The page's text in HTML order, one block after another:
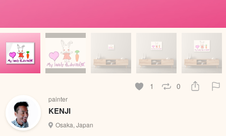
1 0
painter
KENJI
Osaka, Japan